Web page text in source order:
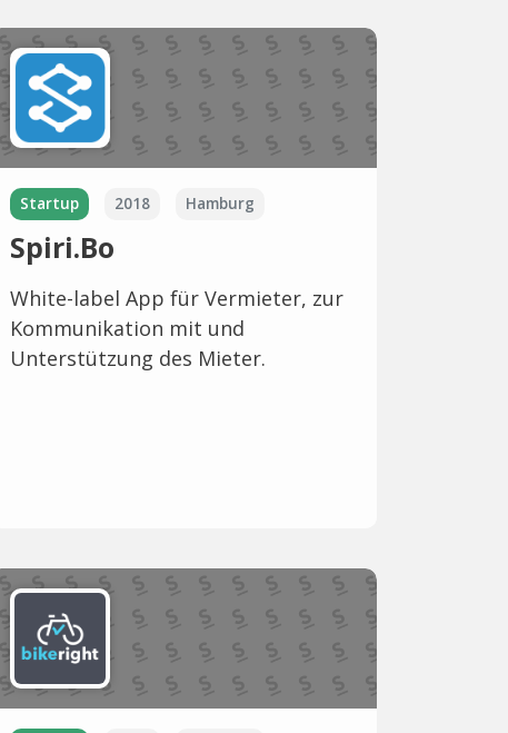
Startup 2018 Hamburg
Spiri.Bo
White-label App für Vermieter, zur
Kommunikation mit und
Unterstützung des Mieter.